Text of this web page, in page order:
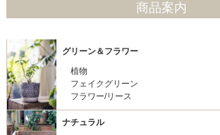
商品案内
グリーン＆フラワー
植物
フェイクグリーン
フラワー/リース
ナチュラル